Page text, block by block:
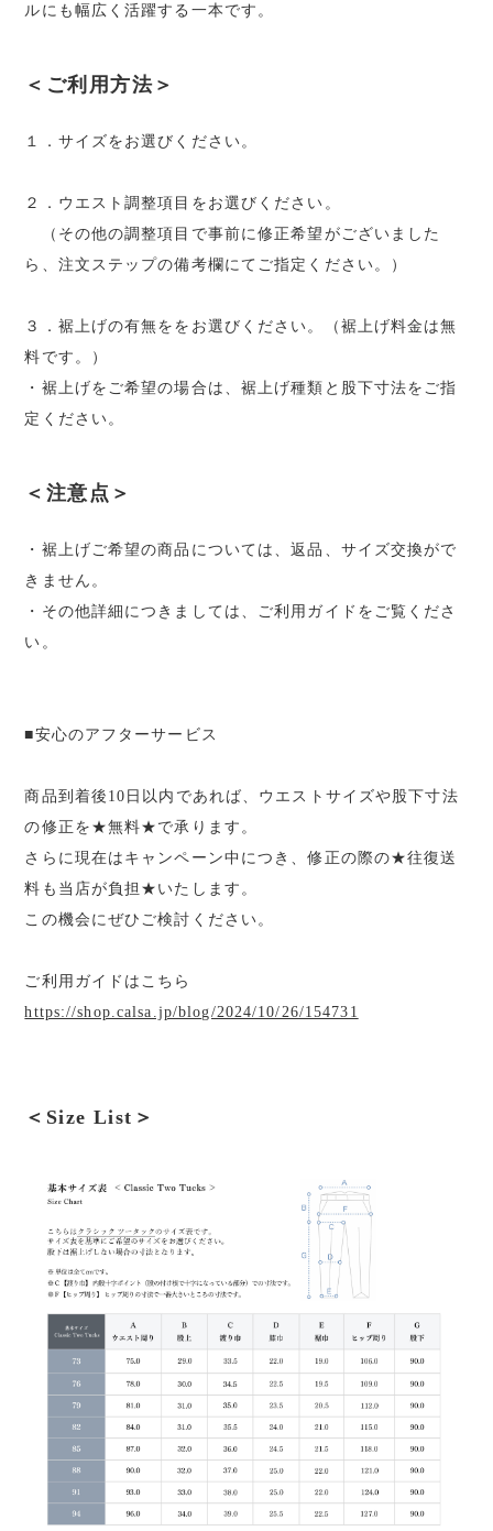
ルにも幅広く活躍する一本です。
＜ご利用方法＞
１．サイズをお選びください。
２．ウエスト調整項目をお選びください。
（その他の調整項目で事前に修正希望がございました
ら、注文ステップの備考欄にてご指定ください。）
３．裾上げの有無ををお選びください。（裾上げ料金は無
料です。）
・裾上げをご希望の場合は、裾上げ種類と股下寸法をご指
定ください。
＜注意点＞
・裾上げご希望の商品については、返品、サイズ交換がで
きません。
・その他詳細につきましては、ご利用ガイドをご覧くださ
い。
■安心のアフターサービス
商品到着後10日以内であれば、ウエストサイズや股下寸法
の修正を★無料★で承ります。
さらに現在はキャンペーン中につき、修正の際の★往復送
料も当店が負担★いたします。
この機会にぜひご検討ください。
ご利用ガイドはこちら
https://shop.calsa.jp/blog/2024/10/26/154731
＜Size List＞